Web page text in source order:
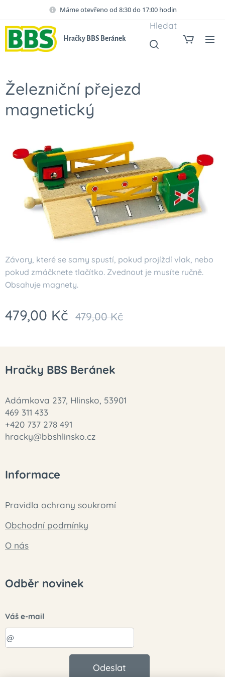
Máme otevřeno od 8:30 do 17:00 hodin
Hračky BBS Beránek
Hledat
Železniční přejezd
magnetický
Závory, které se samy spustí, pokud projíždí vlak, nebo
pokud zmáčknete tlačítko. Zvednout je musíte ručně.
Obsahuje magnety.
479,00 Kč 479,00Kč
Hračky BBS Beránek
Adámkova 237, Hlinsko, 53901
469 311 433
+420 737 278 491
hracky@bbshlinsko.cz
Informace
Pravidla ochrany soukromí
Obchodní podmínky
O nás
Odběr novinek
Váš e-mail
Odeslat